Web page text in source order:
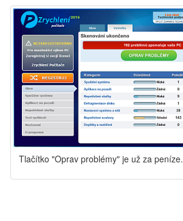
Tlačítko "Oprav problémy" je už za peníze.